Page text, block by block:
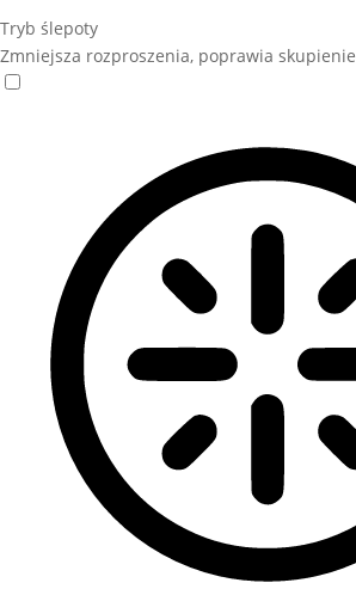
Tryb ślepoty
Zmniejsza rozproszenia, poprawia skupienie